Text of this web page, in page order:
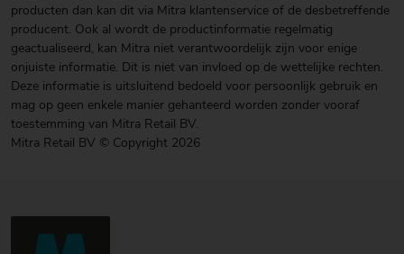
producten dan kan dit via Mitra klantenservice of de desbetreffende
producent. Ook al wordt de productinformatie regelmatig
geactualiseerd, kan Mitra niet verantwoordelijk zijn voor enige
onjuiste informatie. Dit is niet van invloed op de wettelijke rechten.
Deze informatie is uitsluitend bedoeld voor persoonlijk gebruik en
mag op geen enkele manier gehanteerd worden zonder vooraf
toestemming van Mitra Retail BV.
Mitra Retail BV © Copyright 2026